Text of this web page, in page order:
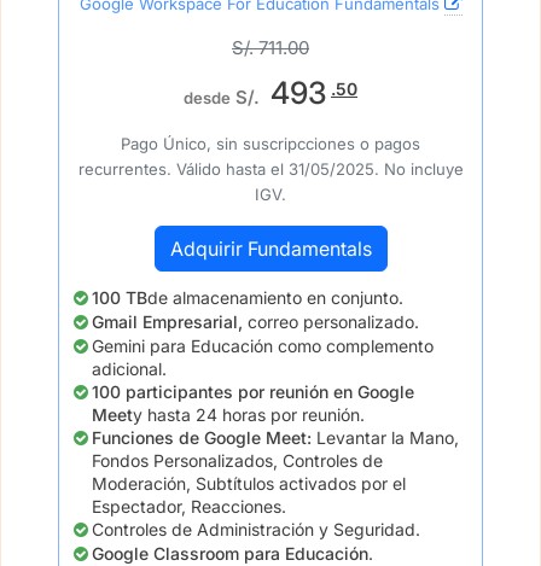
S/. 711.00
desde S/. 493 .50
Pago Único, sin suscripcciones o pagos
recurrentes. Válido hasta el 31/05/2025. No incluye
IGV.
Adquirir Fundamentals
100 TBde almacenamiento en conjunto.
Gmail Empresarial, correo personalizado.
Gemini para Educación como complemento
adicional.
100 participantes por reunión en Google
Meety hasta 24 horas por reunión.
Funciones de Google Meet: Levantar la Mano,
Fondos Personalizados, Controles de
Moderación, Subtítulos activados por el
Espectador, Reacciones.
Controles de Administración y Seguridad.
Google Classroom para Educación.